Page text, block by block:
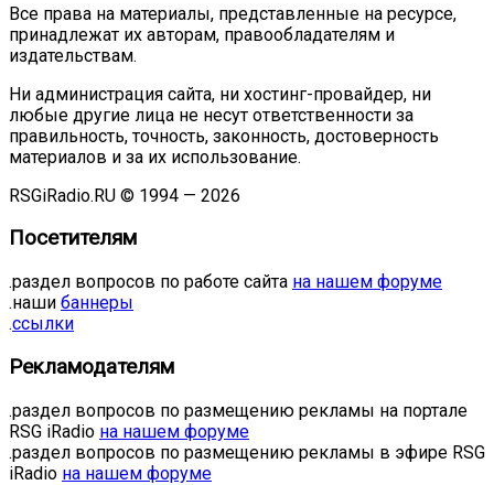
Все права на материалы, представленные на ресурсе,
принадлежат их авторам, правообладателям и
издательствам.
Ни администрация сайта, ни хостинг-провайдер, ни
любые другие лица не несут ответственности за
правильность, точность, законность, достоверность
материалов и за их использование.
RSGiRadio.RU © 1994 — 2026
Посетителям
.раздел вопросов по работе сайта на нашем форуме
.наши баннеры
.ссылки
Рекламодателям
.раздел вопросов по размещению рекламы на портале
RSG iRadio на нашем форуме
.раздел вопросов по размещению рекламы в эфире RSG
iRadio на нашем форуме